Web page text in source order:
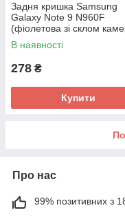
Задня кришка Samsung
Galaxy Note 9 N960F
(фіолетова зі склом
В наявності
278 ₴
Купити
Про нас
99% позитивних з